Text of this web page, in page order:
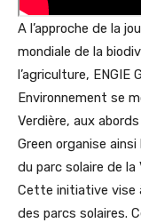
A l’approche de la
mondiale de la
l’agriculture,
Environnement se
Verdière, aux
Green organise
du parc solaire de la
Cette initiative vise
des parcs solaires.